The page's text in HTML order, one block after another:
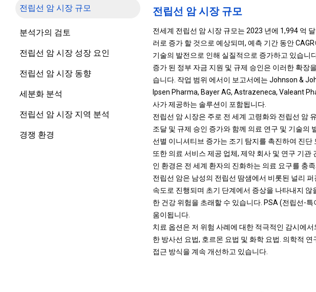
전립선 암 시장 규모
분석가의 검토
전립선 암 시장 성장 요인
전립선 암 시장 동향
세분화 분석
전립선 암 시장 지역 분석
경쟁 환경
전립선 암 시장 규모
전세계 전립선 암 시장 규모는 2023 년에 1,994 억
러로 증가 할 것으로 예상되며, 예측 기간 동안
기술의 발전으로 인해 실질적으로 증가하고 있습니
증가 된 정부 자금 지원 및 규제 승인은 이러한 확장
습니다. 작업 범위 에서이 보고서에는 Johnson &
Ipsen Pharma, Bayer AG, Astrazeneca, Valeant
사가 제공하는 솔루션이 포함됩니다.
전립선 암 시장은 주로 전 세계 고령화와 전립선 암
조달 및 규제 승인 증가와 함께 의료 연구 및 기술의
선별 이니셔티브 증가는 조기 탐지를 촉진하여 진
또한 의료 서비스 제공 업체, 제약 회사 및 연구 기
인 환경은 전 세계 환자의 진화하는 의료 요구를 충
전립선 암은 남성의 전립선 땀샘에서 비롯된 널리
속도로 진행되며 초기 단계에서 증상을 나타내지
한 건강 위험을 초래할 수 있습니다. PSA (전립선-
움이됩니다.
치료 옵션은 저 위험 사례에 대한 적극적인 감시에
한 방사선 요법, 호르몬 요법 및 화학 요법. 의학적
접근 방식을 계속 개선하고 있습니다.